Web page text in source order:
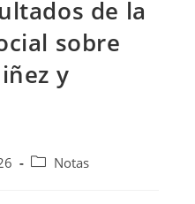
de la
sobre
y
Notas